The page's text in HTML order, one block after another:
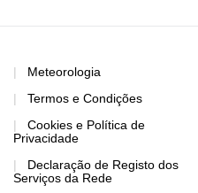
Meteorologia
Termos e Condições
Cookies e Política de
Privacidade
Declaração de Registo dos
Serviços da Rede